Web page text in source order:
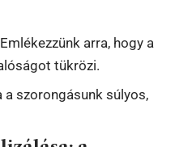
Emlékezzünk arra, hogy a
tükrözi.
a szorongásunk súlyos,